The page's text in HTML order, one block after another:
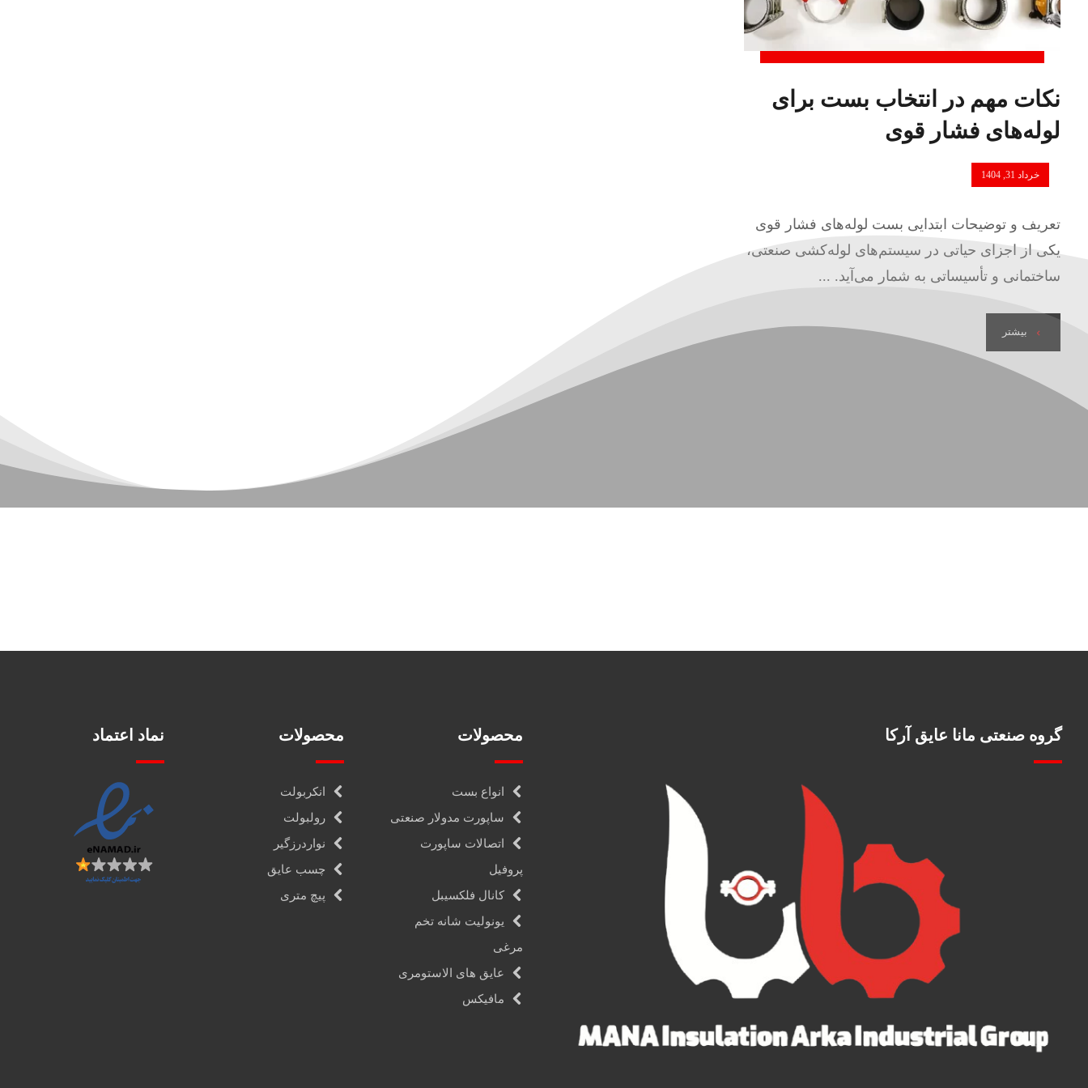
نکات مهم در انتخاب بست برای
لوله‌های فشار قوی
خرداد 31, 1404
تعریف و توضیحات ابتدایی بست لوله‌های فشار قوی
یکی از اجزای حیاتی در سیستم‌های لوله‌کشی صنعتی،
ساختمانی و تأسیساتی به شمار می‌آید. ...
بیشتر
گروه صنعتی مانا عایق آرکا محصولات
انواع بست
ساپورت مدولار صنعتی
اتصالات ساپورت
پروفیل
کانال فلکسیبل
یونولیت شانه تخم
مرغی
عایق های الاستومری
مافیکس
محصولات
انکربولت
رولبولت
نواردرزگیر
چسب عایق
پیچ متری
نماد اعتماد